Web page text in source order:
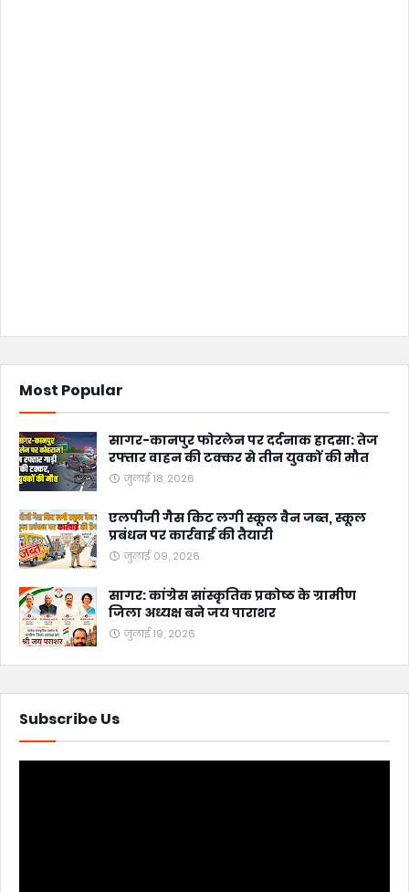
Most Popular
सागर-कानपुर फोरलेन पर दर्दनाक हादसा: तेज
रफ्तार वाहन की टक्कर से तीन युवकों की मौत
जुलाई 18, 2026
एलपीजी गैस किट लगी स्कूल वैन जब्त, स्कूल
प्रबंधन पर कार्रवाई की तैयारी
जुलाई 09, 2026
सागर: कांग्रेस सांस्कृतिक प्रकोष्ठ के ग्रामीण
जिला अध्यक्ष बने जय पाराशर
जुलाई 19, 2026
Subscribe Us